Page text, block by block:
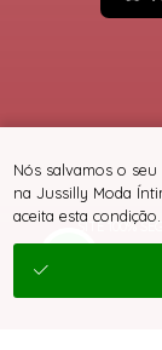
SITE 100%
Nós salvamos o
na Jussilly Moda
aceita esta